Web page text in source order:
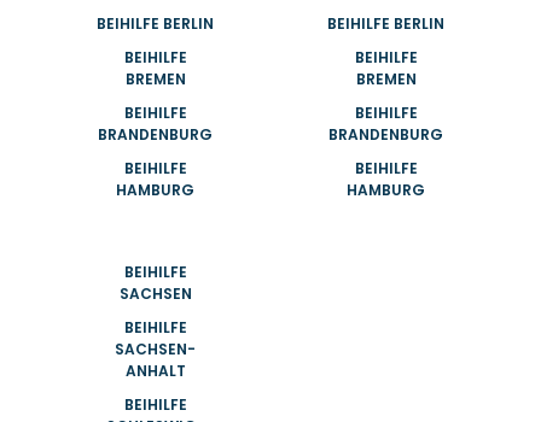
BEIHILFE BERLIN
BEIHILFE
BREMEN
BEIHILFE
BRANDENBURG
BEIHILFE
HAMBURG
BEIHILFE BERLIN
BEIHILFE
BREMEN
BEIHILFE
BRANDENBURG
BEIHILFE
HAMBURG
BEIHILFE
SACHSEN
BEIHILFE
SACHSEN-
ANHALT
BEIHILFE